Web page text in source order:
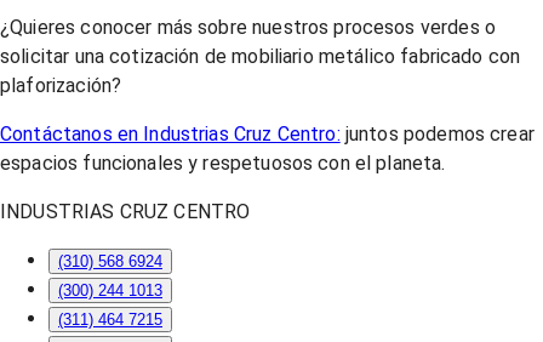
¿Quieres conocer más sobre nuestros procesos verdes o
solicitar una cotización de mobiliario metálico fabricado con
plaforización?
Contáctanos en Industrias Cruz Centro: juntos podemos crear
espacios funcionales y respetuosos con el planeta.
INDUSTRIAS CRUZ CENTRO
(310) 568 6924
(300) 244 1013
(311) 464 7215